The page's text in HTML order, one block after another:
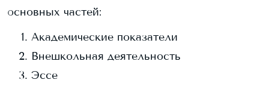
основных частей:
Академические показатели
Внешкольная деятельность
Эссе